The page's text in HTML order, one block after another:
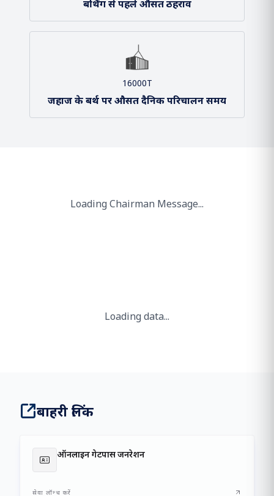
बर्थिंग से पहले औसत ठहराव
16000T
जहाज के बर्थ पर औसत दैनिक परिचालन समय
Loading Chairman Message...
Loading data...
बाहरी लिंक
ऑनलाइन गेटपास जनरेशन
सेवा लॉन्च करें